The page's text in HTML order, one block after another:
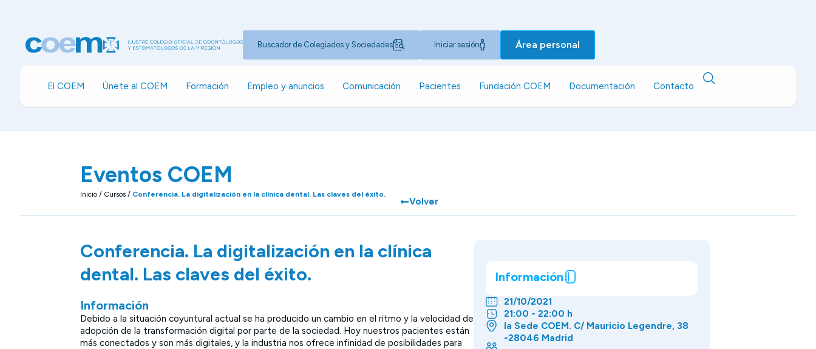
Buscador de Colegiados y Sociedades Iniciar sesión Área personal
El COEM Únete al COEM Formación Empleo y anuncios Comunicación Pacientes Fundación COEM Documentación Contacto
Eventos COEM
Inicio / Cursos / Conferencia. La digitalización en la clínica dental. Las claves del éxito.
Volver
Conferencia. La digitalización en la clínica
dental. Las claves del éxito.
Información
Debido a la situación coyuntural actual se ha producido un cambio en el ritmo y la velocidad de
adopción de la transformación digital por parte de la sociedad. Hoy nuestros pacientes están
más conectados y son más digitales, y la industria nos ofrece infinidad de posibilidades para
Información
21/10/2021
21:00 - 22:00 h
la Sede COEM. C/ Mauricio Legendre, 38
-28046 Madrid